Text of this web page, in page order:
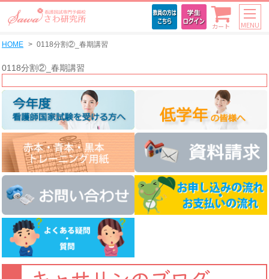
カート MENU
HOME 0118分割②_春期講習
0118分割②_春期講習